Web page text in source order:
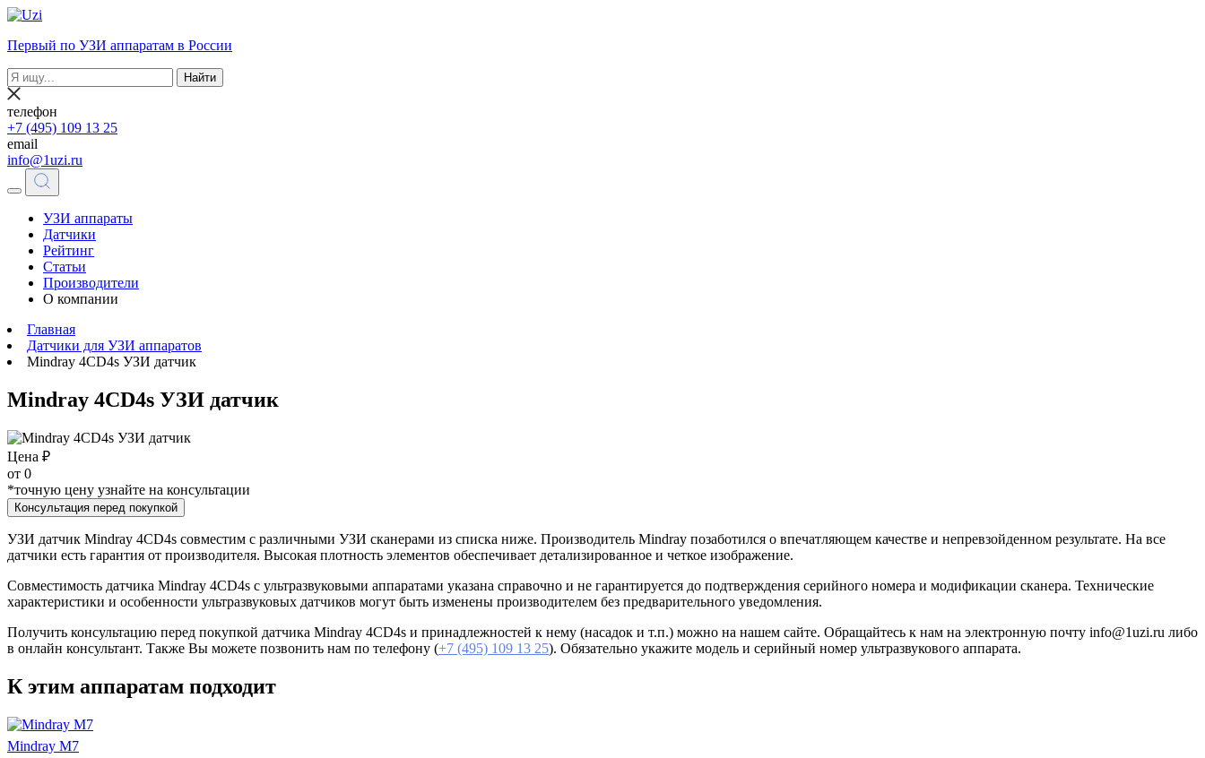
Первый по УЗИ аппаратам в России
Найти
телефон
+7 (495) 109 13 25
email
info@1uzi.ru
УЗИ аппараты
Датчики
Рейтинг
Статьи
Производители
О компании
Главная
Датчики для УЗИ аппаратов
Mindray 4CD4s УЗИ датчик
Mindray 4CD4s УЗИ датчик
Цена ₽
от 0
*точную цену узнайте на консультации
Консультация перед покупкой
УЗИ датчик Mindray 4CD4s совместим с различными УЗИ сканерами из списка ниже. Производитель Mindray позаботился о впечатляющем качестве и непревзойденном результате. На все
датчики есть гарантия от производителя. Высокая плотность элементов обеспечивает детализированное и четкое изображение.
Совместимость датчика Mindray 4CD4s с ультразвуковыми аппаратами указана справочно и не гарантируется до подтверждения серийного номера и модификации сканера. Технические
характеристики и особенности ультразвуковых датчиков могут быть изменены производителем без предварительного уведомления.
Получить консультацию перед покупкой датчика Mindray 4CD4s и принадлежностей к нему (насадок и т.п.) можно на нашем сайте. Обращайтесь к нам на электронную почту info@1uzi.ru либо
в онлайн консультант. Также Вы можете позвонить нам по телефону (+7 (495) 109 13 25). Обязательно укажите модель и серийный номер ультразвукового аппарата.
К этим аппаратам подходит
Mindray M7